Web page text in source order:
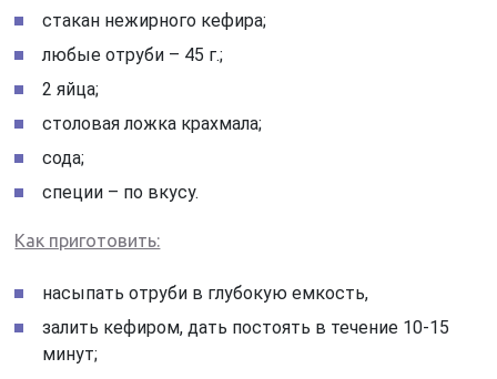
стакан нежирного кефира;
любые отруби – 45 г.;
2 яйца;
столовая ложка крахмала;
сода;
специи – по вкусу.
Как приготовить:
насыпать отруби в глубокую емкость,
залить кефиром, дать постоять в течение 10-15
минут;